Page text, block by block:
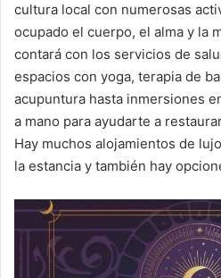
cultura local con numerosas
ocupado el cuerpo, el alma y la
contará con los servicios de
espacios con yoga, terapia de
acupuntura hasta inmersiones
a mano para ayudarte a
Hay muchos alojamientos de
la estancia y también hay